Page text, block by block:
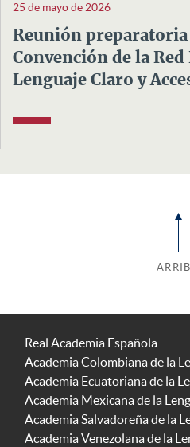
25 de mayo de 2026
Reunión
Convención de la
Lenguaje Claro y
Real Academia Española
Academia Colombiana de la
Academia Ecuatoriana de la
Academia Mexicana de la
Academia Salvadoreña de la
Academia Venezolana de la